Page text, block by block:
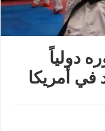
دولياً
أمريكا